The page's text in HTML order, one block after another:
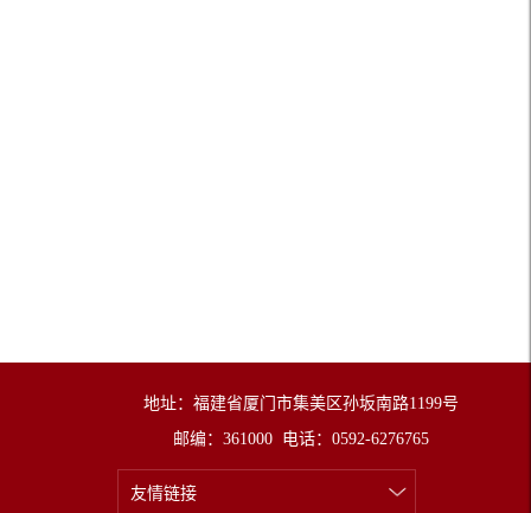
地址：福建省厦门市集美区孙坂南路1199号
邮编：361000 电话：0592-6276765
友情链接